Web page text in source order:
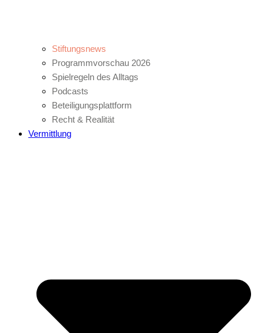
Stiftungsnews
Programmvorschau 2026
Spielregeln des Alltags
Podcasts
Beteiligungsplattform
Recht & Realität
Vermittlung